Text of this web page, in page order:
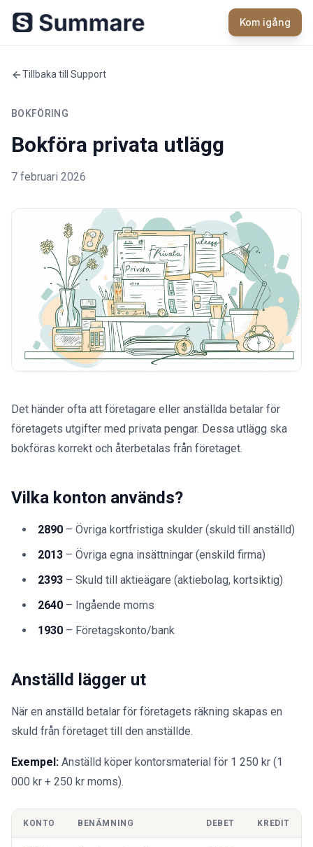
Kom igång
Tillbaka till Support
BOKFÖRING
Bokföra privata utlägg
7 februari 2026
Det händer ofta att företagare eller anställda betalar för
företagets utgifter med privata pengar. Dessa utlägg ska
bokföras korrekt och återbetalas från företaget.
Vilka konton används?
2890 – Övriga kortfristiga skulder (skuld till anställd)
2013 – Övriga egna insättningar (enskild firma)
2393 – Skuld till aktieägare (aktiebolag, kortsiktig)
2640 – Ingående moms
1930 – Företagskonto/bank
Anställd lägger ut
När en anställd betalar för företagets räkning skapas en
skuld från företaget till den anställde.
Exempel: Anställd köper kontorsmaterial för 1 250 kr (1
000 kr + 250 kr moms).
KONTO BENÄMNING DEBET KREDIT